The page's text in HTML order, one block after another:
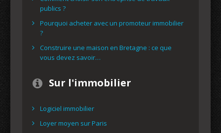
publics ?
Pourquoi acheter avec un promoteur immobilier
?
Construire une maison en Bretagne : ce que
vous devez savoir…
Sur l'immobilier
Logiciel immobilier
Loyer moyen sur Paris